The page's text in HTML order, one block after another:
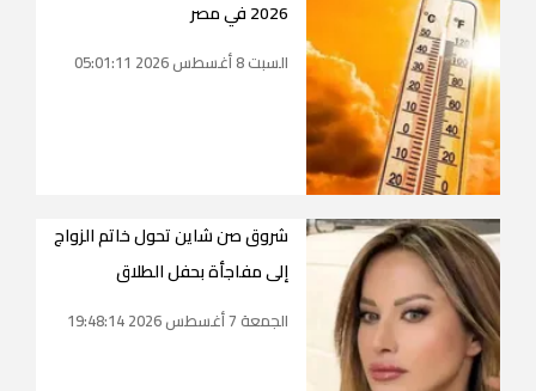
2026 في مصر
السبت 8 أغسطس 2026 05:01:11
شروق صن شاين تحول خاتم الزواج
إلى مفاجأة بحفل الطلاق
الجمعة 7 أغسطس 2026 19:48:14